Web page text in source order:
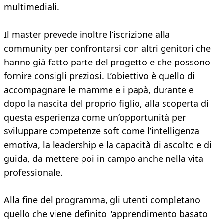
multimediali.
Il master prevede inoltre l’iscrizione alla
community per confrontarsi con altri genitori che
hanno già fatto parte del progetto e che possono
fornire consigli preziosi. L’obiettivo è quello di
accompagnare le mamme e i papà, durante e
dopo la nascita del proprio figlio, alla scoperta di
questa esperienza come un’opportunità per
sviluppare competenze soft come l’intelligenza
emotiva, la leadership e la capacità di ascolto e di
guida, da mettere poi in campo anche nella vita
professionale.
Alla fine del programma, gli utenti completano
quello che viene definito "apprendimento basato